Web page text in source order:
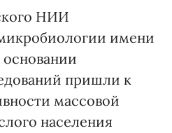
НИИ
имени
основании
пришли к
массовой
населения